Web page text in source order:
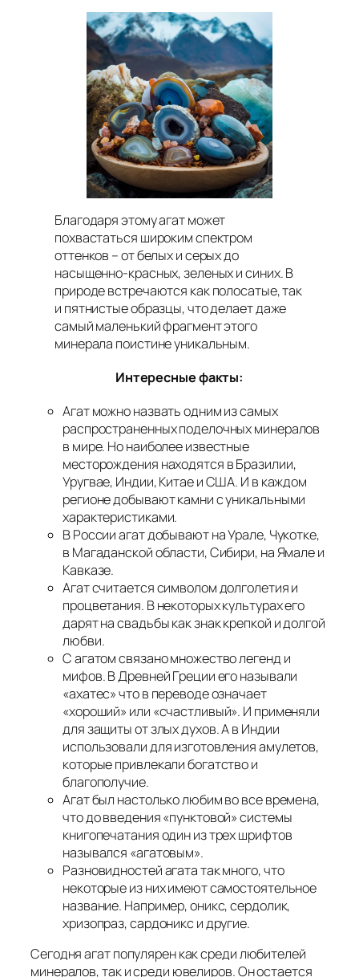
Благодаря этому агат может
похвастаться широким спектром
оттенков – от белых и серых до
насыщенно-красных, зеленых и синих. В
природе встречаются как полосатые, так
и пятнистые образцы, что делает даже
самый маленький фрагмент этого
минерала поистине уникальным.
Интересные факты:
Агат можно назвать одним из самых
распространенных поделочных минералов
в мире. Но наиболее известные
месторождения находятся в Бразилии,
Уругвае, Индии, Китае и США. И в каждом
регионе добывают камни с уникальными
характеристиками.
В России агат добывают на Урале, Чукотке,
в Магаданской области, Сибири, на Ямале и
Кавказе.
Агат считается символом долголетия и
процветания. В некоторых культурах его
дарят на свадьбы как знак крепкой и долгой
любви.
С агатом связано множество легенд и
мифов. В Древней Греции его называли
«ахатес» что в переводе означает
«хороший» или «счастливый». И применяли
для защиты от злых духов. А в Индии
использовали для изготовления амулетов,
которые привлекали богатство и
благополучие.
Агат был настолько любим во все времена,
что до введения «пунктовой» системы
книгопечатания один из трех шрифтов
назывался «агатовым».
Разновидностей агата так много, что
некоторые из них имеют самостоятельное
название. Например, оникс, сердолик,
хризопраз, сардоникс и другие.
Сегодня агат популярен как среди любителей
минералов, так и среди ювелиров. Он остается